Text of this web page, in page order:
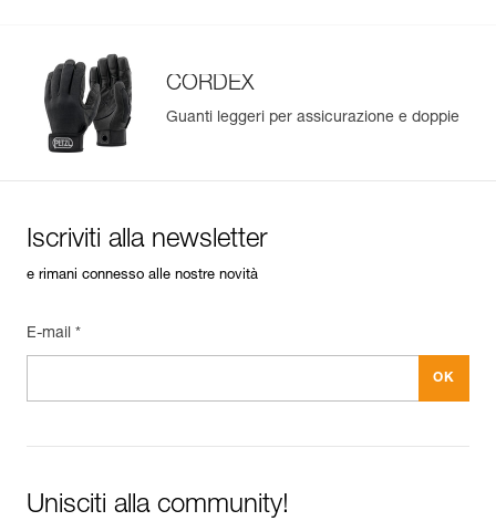
CORDEX
Guanti leggeri per assicurazione e doppie
Iscriviti alla newsletter
e rimani connesso alle nostre novità
E-mail *
Unisciti alla community!